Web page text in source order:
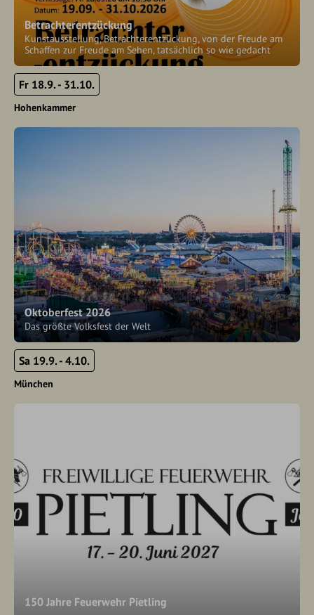
Betrachterentzückung
Kunstausstellung, Betrachterentzückung, von der Freude am
Schaffen zur Freude am Sehen, tatsächlich so wie gedacht
Fr 18.9. - 31.10.
Hohenkammer
Oktoberfest 2026
Das größte Volksfest der Welt
Sa 19.9. - 4.10.
München
150 Jahre Feuerwehr Pietling